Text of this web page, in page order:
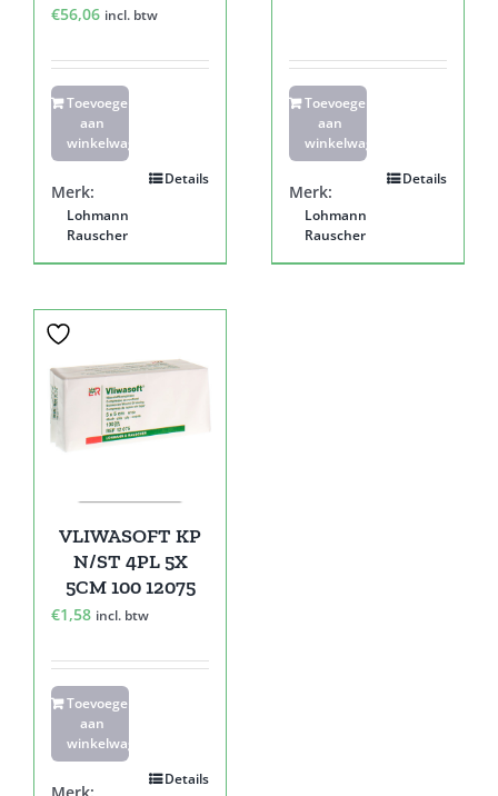
€56,06 incl. btw
Toevoegen
aan
winkelwagen
Details
Merk:
Lohmann
Rauscher
Toevoegen
aan
winkelwagen
Details
Merk:
Lohmann
Rauscher
VLIWASOFT KP
N/ST 4PL 5X
5CM 100 12075
€1,58 incl. btw
Toevoegen
aan
winkelwagen
Details